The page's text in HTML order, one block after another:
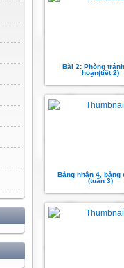
Bài 2: Phòng
hoạn(tiết 2)
Bảng nhân 4, bảng
(tuần 3)